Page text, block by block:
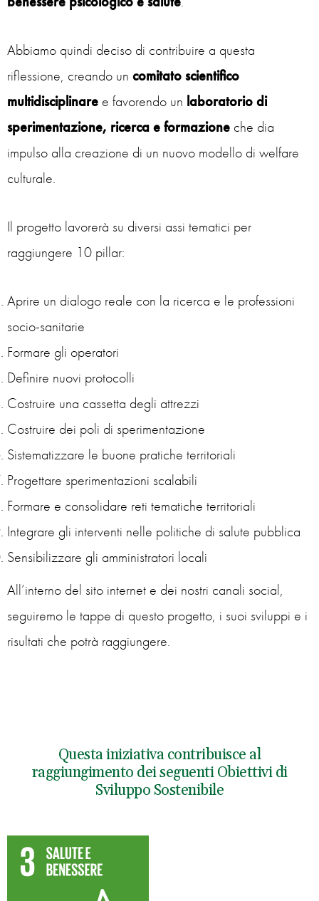
Abbiamo quindi deciso di contribuire a questa
riflessione, creando un comitato scientifico
multidisciplinare e favorendo un laboratorio di
sperimentazione, ricerca e formazione che dia
impulso alla creazione di un nuovo modello di welfare
culturale.
Il progetto lavorerà su diversi assi tematici per
raggiungere 10 pillar:
Aprire un dialogo reale con la ricerca e le professioni
socio-sanitarie
Formare gli operatori
Definire nuovi protocolli
Costruire una cassetta degli attrezzi
Costruire dei poli di sperimentazione
Sistematizzare le buone pratiche territoriali
Progettare sperimentazioni scalabili
Formare e consolidare reti tematiche territoriali
Integrare gli interventi nelle politiche di salute pubblica
Sensibilizzare gli amministratori locali
All’interno del sito internet e dei nostri canali social,
seguiremo le tappe di questo progetto, i suoi sviluppi e i
risultati che potrà raggiungere.
Questa iniziativa contribuisce al
raggiungimento dei seguenti Obiettivi di
Sviluppo Sostenibile